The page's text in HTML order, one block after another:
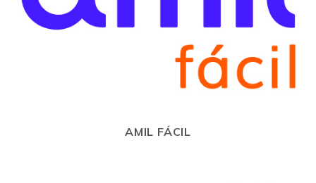
AMIL FÁCIL